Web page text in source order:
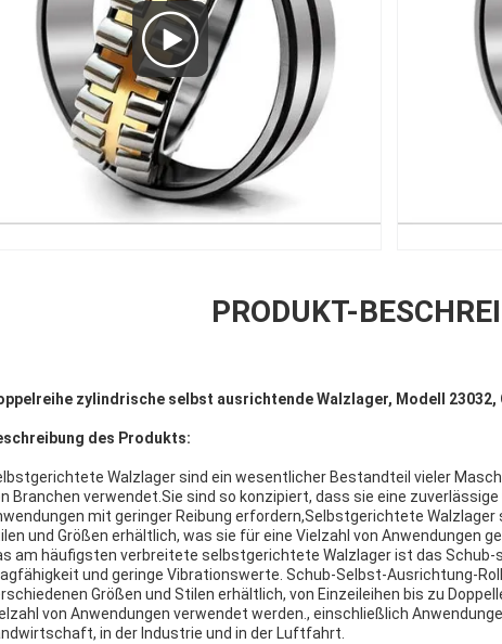
PRODUKT-
zylindrische selbst ausrichtende Walzlager, Modell 23032,
des Produkts:
Walzlager sind ein wesentlicher Bestandteil vieler
Branchen verwendet.Sie sind so konzipiert, dass sie eine
mit geringer Reibung erfordern,Selbstgerichtete Walzlager
und Größen erhältlich, was sie für eine Vielzahl von Anwendungen
am häufigsten verbreitete selbstgerichtete Walzlager ist das
und geringe Vibrationswerte. Schub-Selbst-Ausrichtung-
Größen und Stilen erhältlich, von Einzeileihen bis zu
von Anwendungen verwendet werden., einschließlich
in der Industrie und in der Luftfahrt.